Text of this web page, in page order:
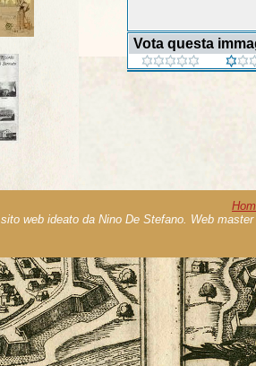
Vota questa
sito web ideato da Nino De Stefano. Web